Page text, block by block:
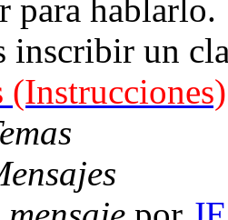
para hablarlo.
inscribir un
(Instrucciones)